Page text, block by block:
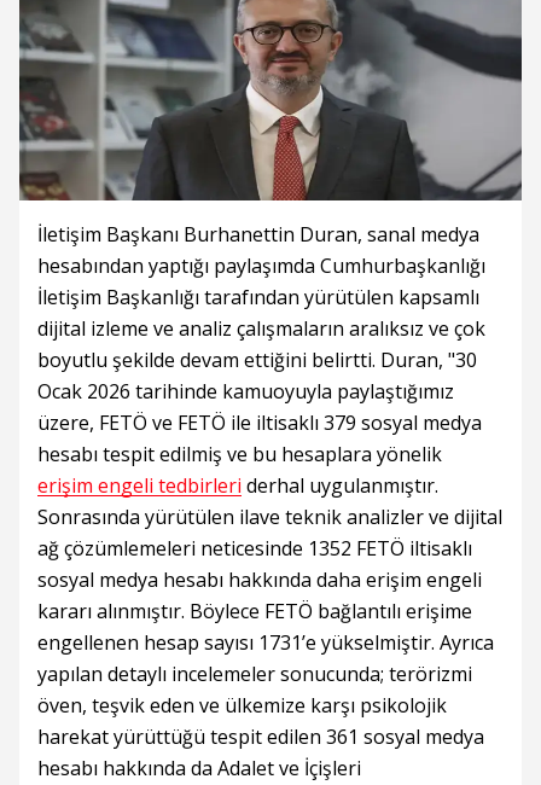
İletişim Başkanı Burhanettin Duran, sanal medya
hesabından yaptığı paylaşımda Cumhurbaşkanlığı
İletişim Başkanlığı tarafından yürütülen kapsamlı
dijital izleme ve analiz çalışmaların aralıksız ve çok
boyutlu şekilde devam ettiğini belirtti. Duran, "30
Ocak 2026 tarihinde kamuoyuyla paylaştığımız
üzere, FETÖ ve FETÖ ile iltisaklı 379 sosyal medya
hesabı tespit edilmiş ve bu hesaplara yönelik
erişim engeli tedbirleri derhal uygulanmıştır.
Sonrasında yürütülen ilave teknik analizler ve dijital
ağ çözümlemeleri neticesinde 1352 FETÖ iltisaklı
sosyal medya hesabı hakkında daha erişim engeli
kararı alınmıştır. Böylece FETÖ bağlantılı erişime
engellenen hesap sayısı 1731’e yükselmiştir. Ayrıca
yapılan detaylı incelemeler sonucunda; terörizmi
öven, teşvik eden ve ülkemize karşı psikolojik
harekat yürüttüğü tespit edilen 361 sosyal medya
hesabı hakkında da Adalet ve İçişleri